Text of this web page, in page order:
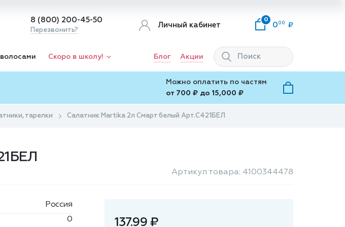
8 (800) 200-45-50
Перезвонить?
Личный кабинет
0
0 00
Скоро в школу! Блог Акции
Можно оплатить по частям
от 700 ₽ до 15,000 ₽
тарелки Салатник Martika 2л Смарт белый Арт.С421БЕЛ
Артикул товара: 4100344478
Россия
0 137.99 ₽